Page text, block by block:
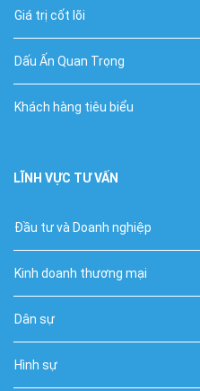
Giá trị cốt lõi
Dấu Ấn Quan Trọng
Khách hàng tiêu biểu
LĨNH VỰC TƯ VẤN
Đầu tư và Doanh nghiệp
Kinh doanh thương mại
Dân sự
Hình sự